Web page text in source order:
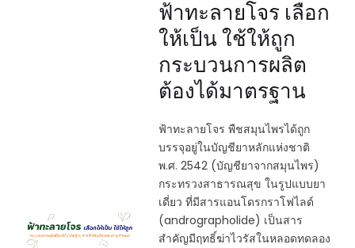
ฟ้าทะลายโจร เลือก
ให้เป็น ใช้ให้ถูก
กระบวนการผลิต
ต้องได้มาตรฐาน
ฟ้าทะลายโจร พืชสมุนไพรได้ถูก
บรรจุอยู่ในบัญชียาหลักแห่งชาติ
พ.ศ. 2542 (บัญชียาจากสมุนไพร)
กระทรวงสาธารณสุข ในรูปแบบยา
เดี่ยว ที่มีสารแอนโดรกราโฟไลด์
(andrographolide) เป็นสาร
สำคัญมีฤทธิ์ฆ่าไวรัสในหลอดทดลอง